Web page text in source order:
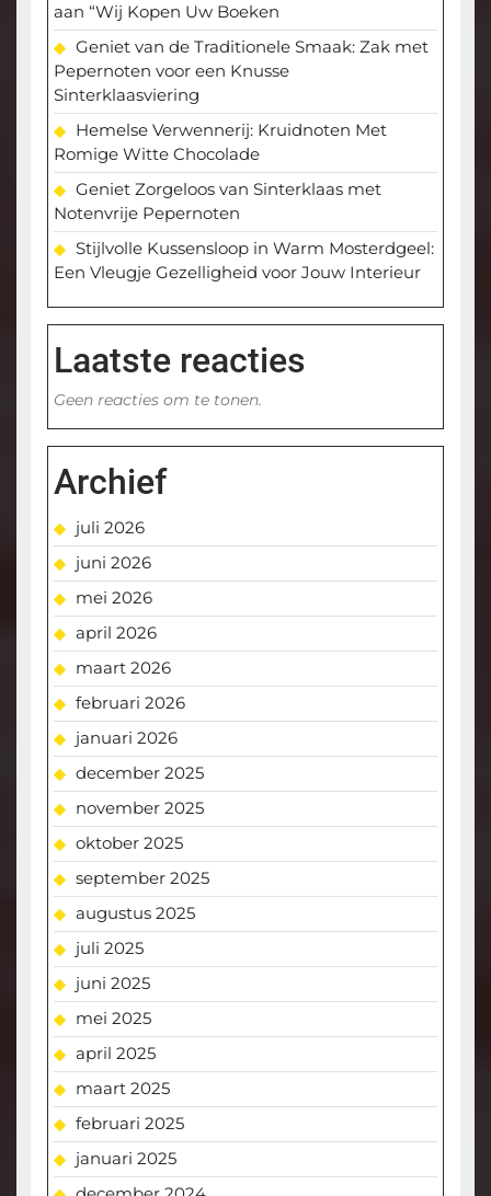
aan “Wij Kopen Uw Boeken
Geniet van de Traditionele Smaak: Zak met
Pepernoten voor een Knusse
Sinterklaasviering
Hemelse Verwennerij: Kruidnoten Met
Romige Witte Chocolade
Geniet Zorgeloos van Sinterklaas met
Notenvrije Pepernoten
Stijlvolle Kussensloop in Warm Mosterdgeel:
Een Vleugje Gezelligheid voor Jouw Interieur
Laatste reacties
Geen reacties om te tonen.
Archief
juli 2026
juni 2026
mei 2026
april 2026
maart 2026
februari 2026
januari 2026
december 2025
november 2025
oktober 2025
september 2025
augustus 2025
juli 2025
juni 2025
mei 2025
april 2025
maart 2025
februari 2025
januari 2025